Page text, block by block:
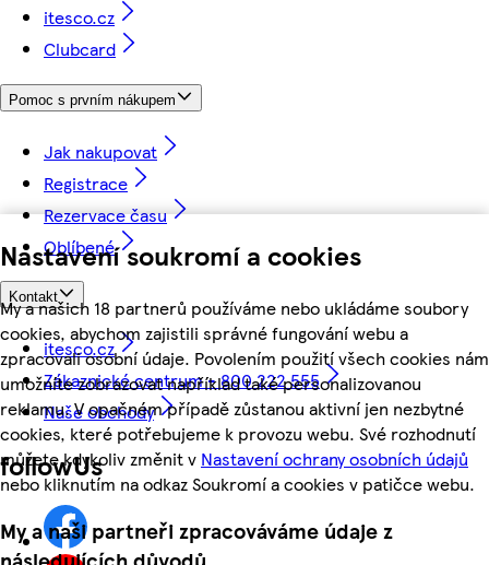
Nastavení soukromí a cookies
My a našich 18 partnerů používáme nebo ukládáme soubory
cookies, abychom zajistili správné fungování webu a
zpracovali osobní údaje. Povolením použití všech cookies nám
umožníte zobrazovat například také personalizovanou
reklamu. V opačném případě zůstanou aktivní jen nezbytné
cookies, které potřebujeme k provozu webu. Své rozhodnutí
můžete kdykoliv změnit v Nastavení ochrany osobních údajů
nebo kliknutím na odkaz Soukromí a cookies v patičce webu.
My a naši partneři zpracováváme údaje z
itesco.cz
Clubcard
Pomoc s prvním nákupem
Jak nakupovat
Registrace
Rezervace času
Oblíbené
Kontakt
itesco.cz
Zákaznické centrum - 800 222 555
Naše obchody
followUs